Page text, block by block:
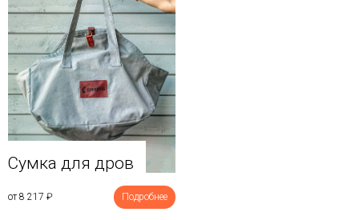
Сумка для дров
от 8 217 ₽ Подробнее